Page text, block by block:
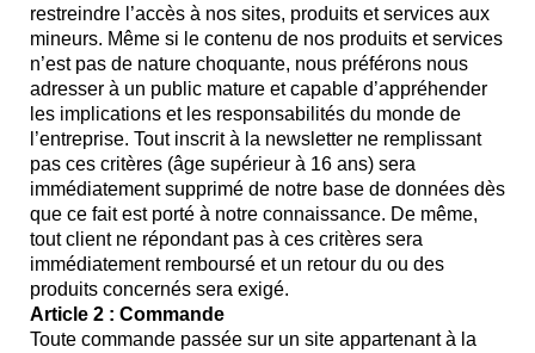
restreindre l’accès à nos sites, produits et services aux
mineurs. Même si le contenu de nos produits et services
n’est pas de nature choquante, nous préférons nous
adresser à un public mature et capable d’appréhender
les implications et les responsabilités du monde de
l’entreprise. Tout inscrit à la newsletter ne remplissant
pas ces critères (âge supérieur à 16 ans) sera
immédiatement supprimé de notre base de données dès
que ce fait est porté à notre connaissance. De même,
tout client ne répondant pas à ces critères sera
immédiatement remboursé et un retour du ou des
produits concernés sera exigé.
Article 2 : Commande
Toute commande passée sur un site appartenant à la